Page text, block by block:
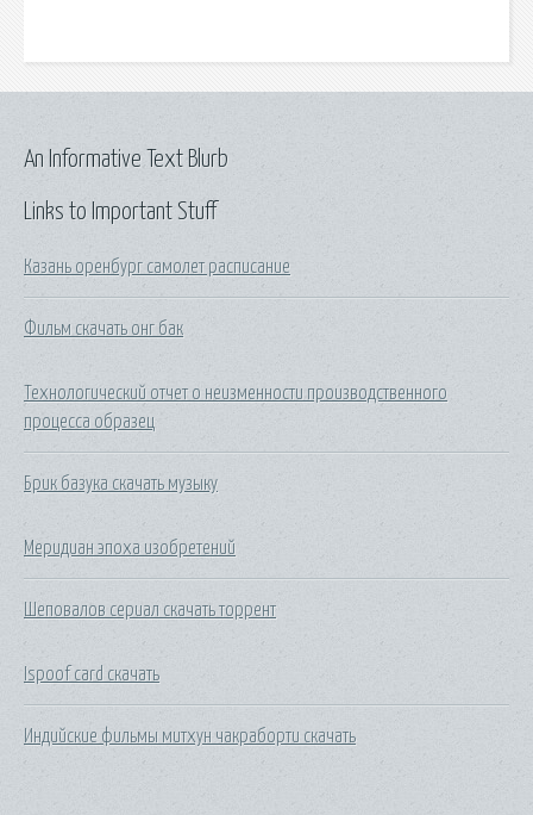
Links to Important Stuff
Казань оренбург самолет расписание
Фильм скачать онг бак
Технологический отчет о неизменности производственного
процесса образец
Брик базука скачать музыку
Меридиан эпоха изобретений
Шеповалов сериал скачать торрент
Ispoof card скачать
Индийские фильмы митхун чакраборти скачать
An Informative Text Blurb